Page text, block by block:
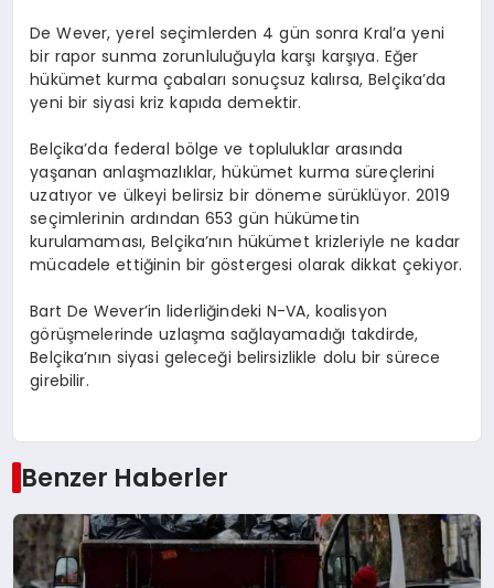
De Wever, yerel seçimlerden 4 gün sonra Kral’a yeni
bir rapor sunma zorunluluğuyla karşı karşıya. Eğer
hükümet kurma çabaları sonuçsuz kalırsa, Belçika’da
yeni bir siyasi kriz kapıda demektir.
Belçika’da federal bölge ve topluluklar arasında
yaşanan anlaşmazlıklar, hükümet kurma süreçlerini
uzatıyor ve ülkeyi belirsiz bir döneme sürüklüyor. 2019
seçimlerinin ardından 653 gün hükümetin
kurulamaması, Belçika’nın hükümet krizleriyle ne kadar
mücadele ettiğinin bir göstergesi olarak dikkat çekiyor.
Bart De Wever’in liderliğindeki N-VA, koalisyon
görüşmelerinde uzlaşma sağlayamadığı takdirde,
Belçika’nın siyasi geleceği belirsizlikle dolu bir sürece
girebilir.
Benzer Haberler